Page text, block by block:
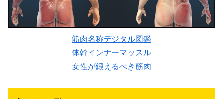
筋肉名称デジタル図鑑
体幹インナーマッスル
女性が鍛えるべき筋肉